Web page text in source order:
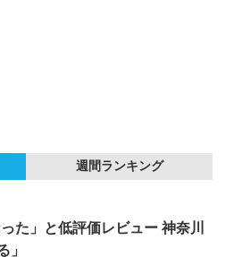
週間ランキング
た」と低評価レビュー 神奈川
」